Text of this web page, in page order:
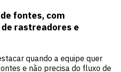
fontes, com
rastreadores e
quando a equipe quer
e não precisa do fluxo de